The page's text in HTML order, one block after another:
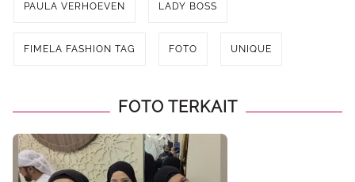
PAULA VERHOEVEN LADY BOSS
FIMELA FASHION TAG FOTO UNIQUE
FOTO TERKAIT